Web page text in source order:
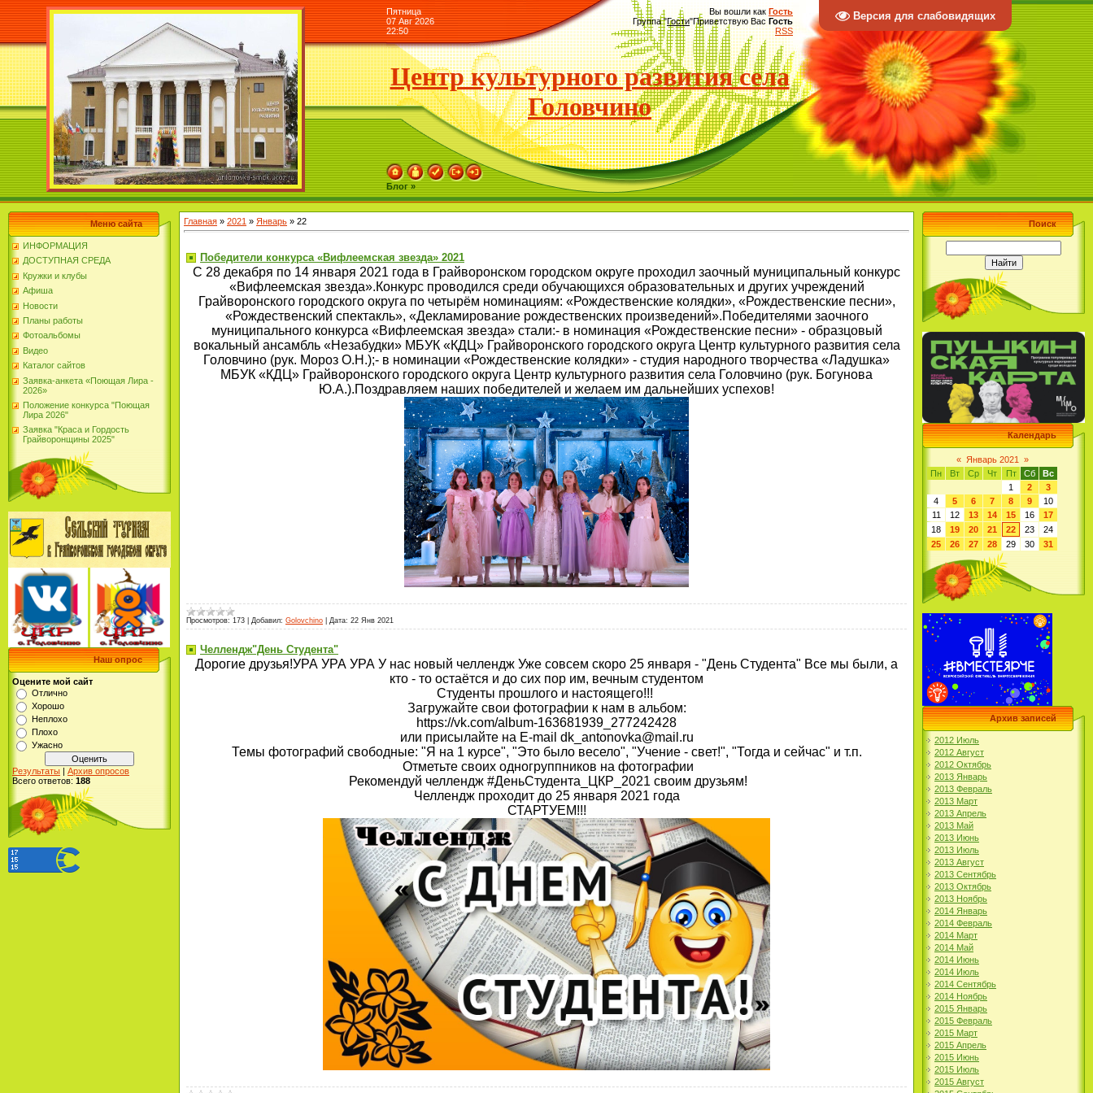
Версия для слабовидящих
Пятница
07 Авг 2026
22:50
Вы вошли как Гость
Группа"Гости"Приветствую Вас Гость
RSS
Центр культурного развития села
Головчино
Блог »
Меню сайта
ИНФОРМАЦИЯ
ДОСТУПНАЯ СРЕДА
Кружки и клубы
Афиша
Новости
Планы работы
Фотоальбомы
Видео
Каталог сайтов
Заявка-анкета «Поющая Лира -
2026»
Положение конкурса "Поющая
Лира 2026"
Заявка "Краса и Гордость
Грайворонщины 2025"
Наш опрос
Оцените мой сайт
Отлично
Хорошо
Неплохо
Плохо
Ужасно
Результаты | Архив опросов
Всего ответов: 188
Главная » 2021 » Январь » 22
Победители конкурса «Вифлеемская звезда» 2021
С 28 декабря по 14 января 2021 года в Грайворонском городском округе проходил заочный муниципальный конкурс
«Вифлеемская звезда».Конкурс проводился среди обучающихся образовательных и других учреждений
Грайворонского городского округа по четырём номинациям: «Рождественские колядки», «Рождественские песни»,
«Рождественский спектакль», «Декламирование рождественских произведений».Победителями заочного
муниципального конкурса «Вифлеемская звезда» стали:- в номинация «Рождественские песни» - образцовый
вокальный ансамбль «Незабудки» МБУК «КДЦ» Грайворонского городского округа Центр культурного развития села
Головчино (рук. Мороз О.Н.);- в номинации «Рождественские колядки» - студия народного творчества «Ладушка»
МБУК «КДЦ» Грайворонского городского округа Центр культурного развития села Головчино (рук. Богунова
Ю.А.).Поздравляем наших победителей и желаем им дальнейших успехов!
Просмотров: 173 Добавил: Golovchino Дата: 22 Янв 2021
Челлендж"День Студента"
Дорогие друзья!УРА УРА УРА У нас новый челлендж Уже совсем скоро 25 января - "День Студента" Все мы были, а
кто - то остаётся и до сих пор им, вечным студентом
Студенты прошлого и настоящего!!!
Загружайте свои фотографии к нам в альбом:
https://vk.com/album-163681939_277242428
или присылайте на E-mail dk_antonovka@mail.ru
Темы фотографий свободные: "Я на 1 курсе", "Это было весело", "Учение - свет!", "Тогда и сейчас" и т.п.
Отметьте своих одногруппников на фотографии
Рекомендуй челлендж #ДеньСтудента_ЦКР_2021 своим друзьям!
Челлендж проходит до 25 января 2021 года
СТАРТУЕМ!!!
Поиск
Календарь
« Январь 2021
»
Пн
Вт Ср Чт Пт Сб
Вс
1
2
3
4
5 6 7 8 9
10
11
12 13 14 15 16
17
18
19 20 21 22 23
24
25
26 27 28 29 30 31
Архив записей
2012 Июль
2012 Август
2012 Октябрь
2013 Январь
2013 Февраль
2013 Март
2013 Апрель
2013 Май
2013 Июнь
2013 Июль
2013 Август
2013 Сентябрь
2013 Октябрь
2013 Ноябрь
2014 Январь
2014 Февраль
2014 Март
2014 Май
2014 Июнь
2014 Июль
2014 Сентябрь
2014 Ноябрь
2015 Январь
2015 Февраль
2015 Март
2015 Апрель
2015 Июнь
2015 Июль
2015 Август